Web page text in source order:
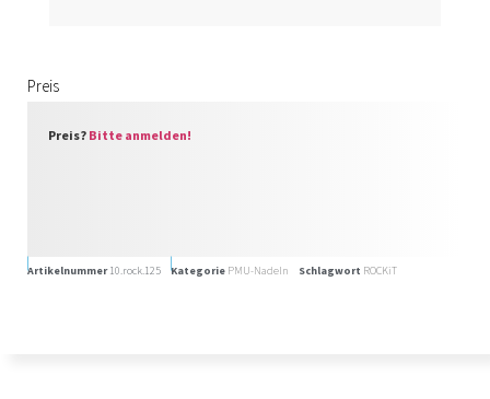
Preis
Preis? Bitte anmelden!
Artikelnummer10.rock.125 Kategorie PMU-Nadeln Schlagwort ROCKiT